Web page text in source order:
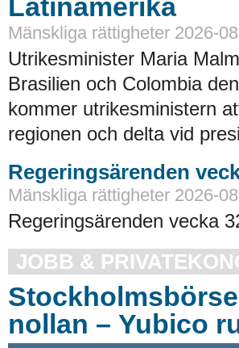
Latinamerika
Mänskliga rättigheter 2026-
Utrikesminister Maria
Brasilien och Colombia
kommer utrikesministern
regionen och delta vid
Regeringsärenden
Mänskliga rättigheter 2026-
Regeringsärenden vecka
JOBB &
nollan – Yubico